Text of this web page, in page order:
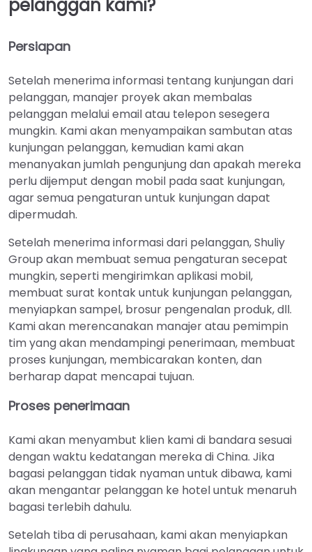
pelanggan kami?
Persiapan
Setelah menerima informasi tentang kunjungan dari
pelanggan, manajer proyek akan membalas
pelanggan melalui email atau telepon sesegera
mungkin. Kami akan menyampaikan sambutan atas
kunjungan pelanggan, kemudian kami akan
menanyakan jumlah pengunjung dan apakah mereka
perlu dijemput dengan mobil pada saat kunjungan,
agar semua pengaturan untuk kunjungan dapat
dipermudah.
Setelah menerima informasi dari pelanggan, Shuliy
Group akan membuat semua pengaturan secepat
mungkin, seperti mengirimkan aplikasi mobil,
membuat surat kontak untuk kunjungan pelanggan,
menyiapkan sampel, brosur pengenalan produk, dll.
Kami akan merencanakan manajer atau pemimpin
tim yang akan mendampingi penerimaan, membuat
proses kunjungan, membicarakan konten, dan
berharap dapat mencapai tujuan.
Proses penerimaan
Kami akan menyambut klien kami di bandara sesuai
dengan waktu kedatangan mereka di China. Jika
bagasi pelanggan tidak nyaman untuk dibawa, kami
akan mengantar pelanggan ke hotel untuk menaruh
bagasi terlebih dahulu.
Setelah tiba di perusahaan, kami akan menyiapkan